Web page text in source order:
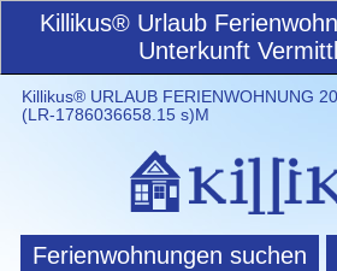
Killikus® Urlaub
Unterkunft
Killikus® URLAUB FERIENWOHNUNG
(LR-1786036658.15 s)M
Ferienwohnungen suchen